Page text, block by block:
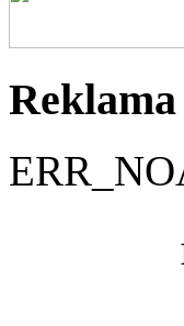
Reklama